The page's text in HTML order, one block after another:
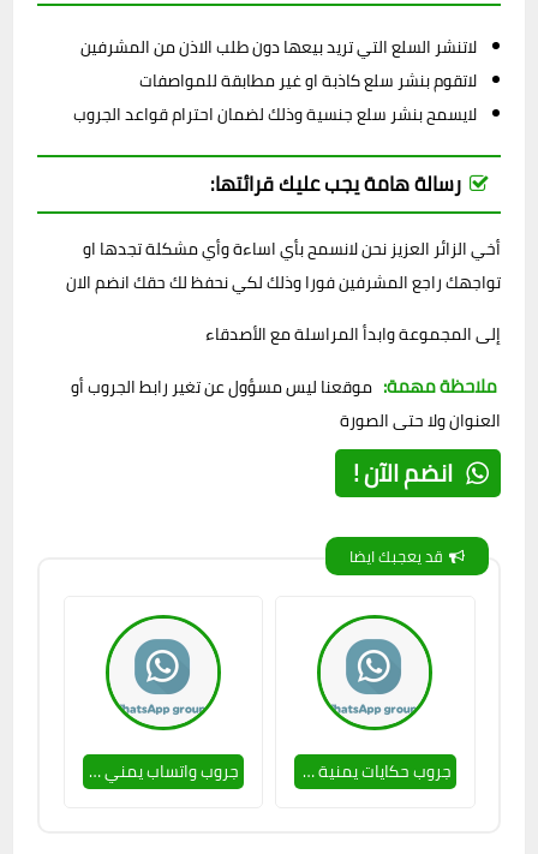
لاتنشر السلع التي تريد بيعها دون طلب الاذن من المشرفين
لاتقوم بنشر سلع كاذبة او غير مطابقة للمواصفات
لايسمح بنشر سلع جنسية وذلك لضمان احترام قواعد الجروب
رسالة هامة يجب عليك قرائتها:
أخي الزائر العزيز نحن لانسمح بأي اساءة وأي مشكلة تجدها او
تواجهك راجع المشرفين فورا وذلك لكي نحفظ لك حقك انضم الان
إلى المجموعة وابدأ المراسلة مع الأصدقاء
ملاحظة مهمة: موقعنا ليس مسؤول عن تغير رابط الجروب أو
العنوان ولا حتى الصورة
انضم الآن !
قد يعجبك ايضا
جروب حكايات يمنية بس صداقات 🥵🔥 جروب واتساب يمني بس بنات 🔥❤